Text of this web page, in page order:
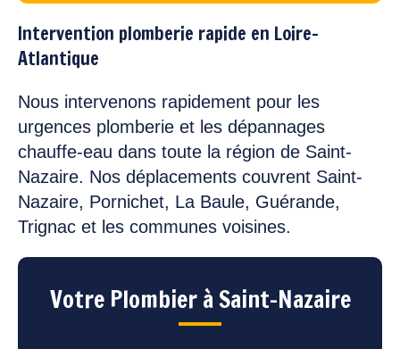
Intervention plomberie rapide en Loire-
Atlantique
Nous intervenons rapidement pour les
urgences plomberie et les dépannages
chauffe-eau dans toute la région de Saint-
Nazaire. Nos déplacements couvrent Saint-
Nazaire, Pornichet, La Baule, Guérande,
Trignac et les communes voisines.
Votre Plombier à Saint-Nazaire